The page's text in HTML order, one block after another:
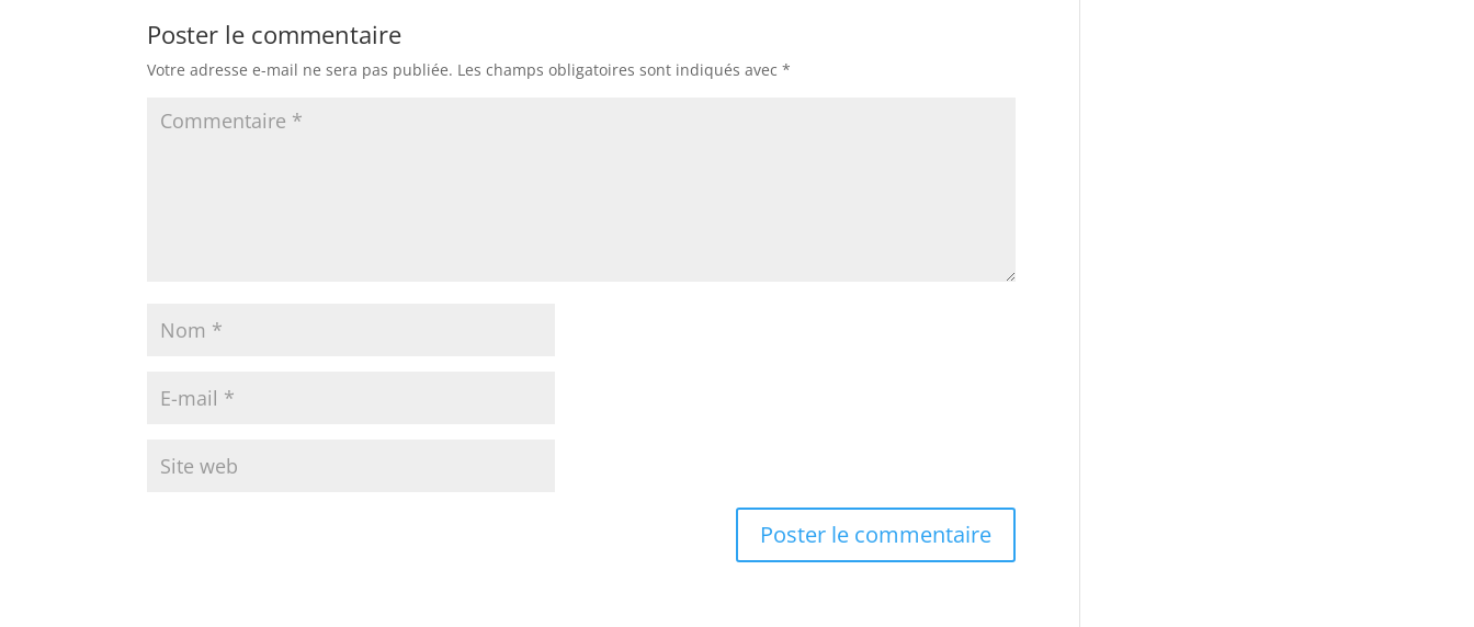
Poster le commentaire
Votre adresse e-mail ne sera pas publiée. Les champs obligatoires sont indiqués avec*